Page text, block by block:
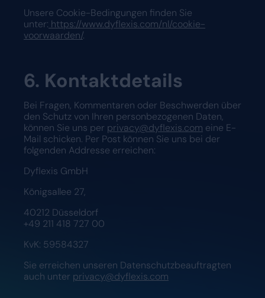
Unsere Cookie-Bedingungen finden Sie
unter: https://www.dyflexis.com/nl/cookie-
voorwaarden/.
6. Kontaktdetails
Bei Fragen, Kommentaren oder Beschwerden über
den Schutz von Ihren personbezogenen Daten,
können Sie uns per privacy@dyflexis.com eine E-
Mail schicken. Per Post können Sie uns bei der
folgenden Addresse erreichen:
Dyflexis GmbH
Königsallee 27,
40212 Düsseldorf
+49 211 418 727 00
KvK: 59584327
Sie erreichen unseren Datenschutzbeauftragten
auch unter privacy@dyflexis.com